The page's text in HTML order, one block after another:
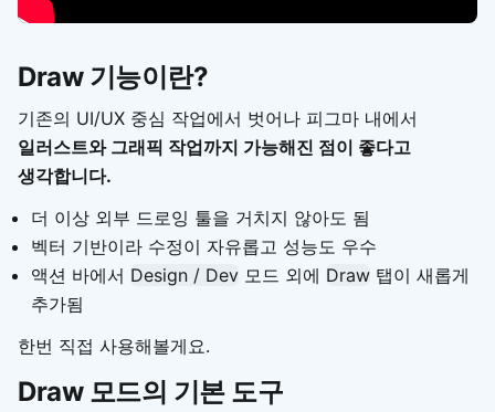
Draw 기능이란?
기존의 UI/UX 중심 작업에서 벗어나 피그마 내에서
일러스트와 그래픽 작업까지 가능해진 점이 좋다고
생각합니다.
더 이상 외부 드로잉 툴을 거치지 않아도 됨
벡터 기반이라 수정이 자유롭고 성능도 우수
액션 바에서 Design / Dev 모드 외에 Draw 탭이 새롭게
추가됨
한번 직접 사용해볼게요.
Draw 모드의 기본 도구